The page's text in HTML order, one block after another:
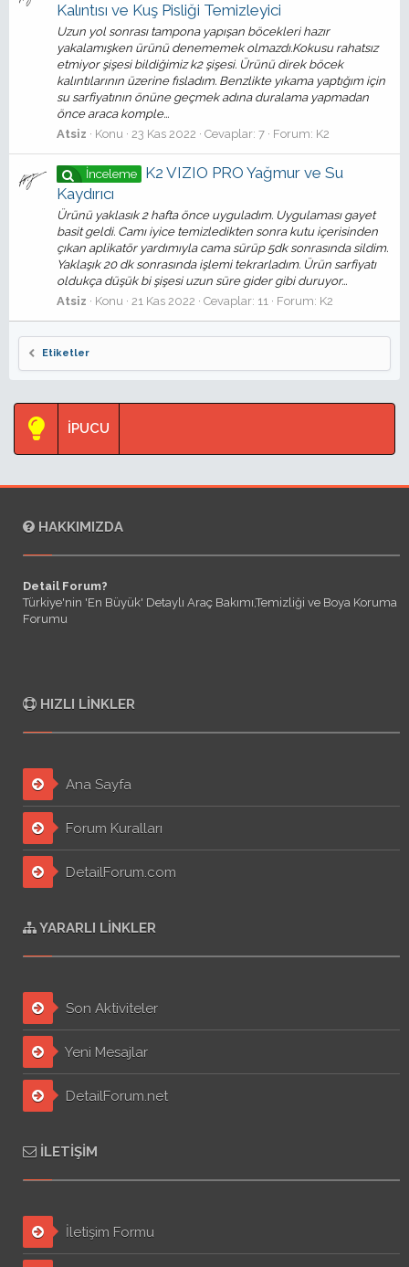
Kalıntısı ve Kuş Pisliği Temizleyici
Uzun yol sonrası tampona yapışan böcekleri hazır
yakalamışken ürünü denememek olmazdı.Kokusu rahatsız
etmiyor şişesi bildiğimiz k2 şişesi. Ürünü direk böcek
kalıntılarının üzerine fısladım. Benzlikte yıkama yaptığım için
su sarfiyatının önüne geçmek adına duralama yapmadan
önce araca komple...
Atsiz
Konu 23 Kas 2022 Cevaplar: 7 Forum: K2
İnceleme
K2 VIZIO PRO Yağmur ve Su
Kaydırıcı
Ürünü yaklasık 2 hafta önce uyguladım. Uygulaması gayet
basit geldi. Camı iyice temizledikten sonra kutu içerisinden
çıkan aplikatör yardımıyla cama sürüp 5dk sonrasında sildim.
Yaklaşık 20 dk sonrasında işlemi tekrarladım. Ürün sarfiyatı
oldukça düşük bi şişesi uzun süre gider gibi duruyor...
Atsiz
Konu 21 Kas 2022 Cevaplar: 11 Forum: K2
Etiketler
İPUCU
HAKKIMIZDA
Detail Forum?
Türkiye'nin 'En Büyük' Detaylı Araç Bakımı,Temizliği ve Boya Koruma
Forumu
HIZLI LINKLER
Ana Sayfa
Forum Kuralları
DetailForum.com
YARARLI LINKLER
Son Aktiviteler
Yeni Mesajlar
DetailForum.net
İLETIŞIM
İletişim Formu